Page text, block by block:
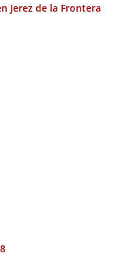
Jerez de la Frontera